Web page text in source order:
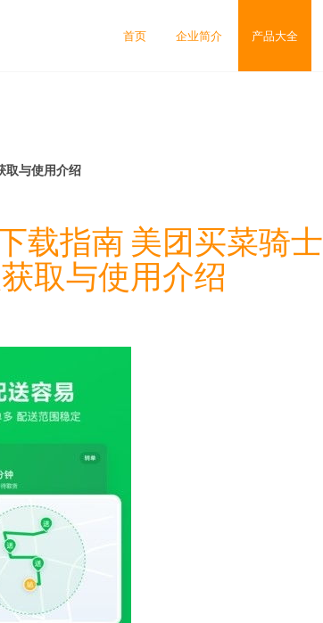
首页 企业简介 产品大全
取与使用介绍
载指南 美团买菜骑士
获取与使用介绍